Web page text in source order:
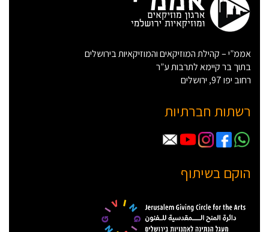
אממ”י – קהילת המוזיקאים והמוזיקאיות בירושלים
בתוך בר קיימא לתרבות ע”ר
רחוב יפו 97, ירושלים
רשתות חברתיות
הוקם בשיתוף